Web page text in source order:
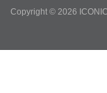
Copyright © 2026